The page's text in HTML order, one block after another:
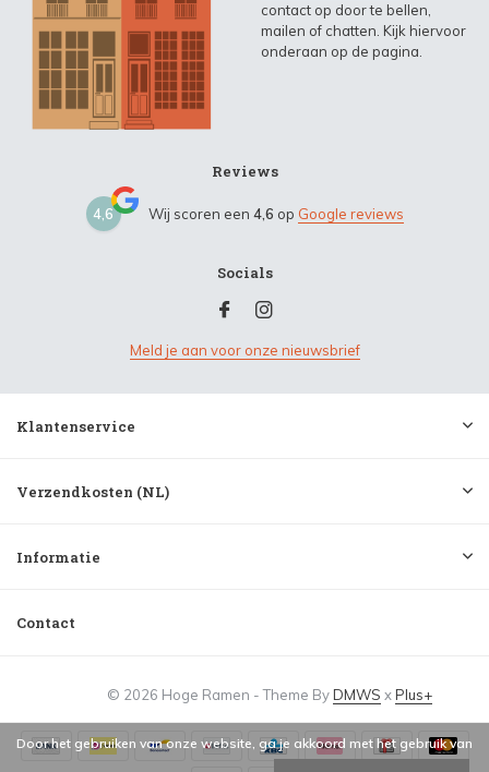
contact op door te bellen,
mailen of chatten. Kijk hiervoor
onderaan op de pagina.
Reviews
4,6 Wij scoren een 4,6 op Google reviews
Socials
Meld je aan voor onze nieuwsbrief
Klantenservice
Verzendkosten (NL)
Informatie
Contact
© 2026 Hoge Ramen - Theme ByDMWS xPlus+
Door het gebruiken van onze website, ga je akkoord met het gebruik van